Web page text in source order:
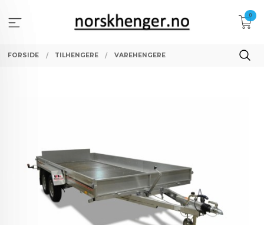
innholdet
0
FORSIDE TILHENGERE VAREHENGERE